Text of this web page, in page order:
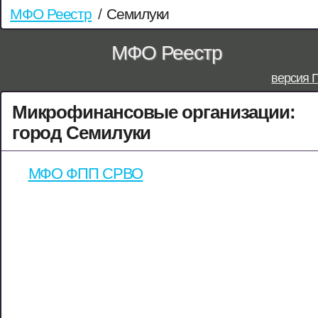
МФО Реестр / Семилуки
МФО Реестр
версия
Микрофинансовые организации:
город Семилуки
МФО ФПП СРВО